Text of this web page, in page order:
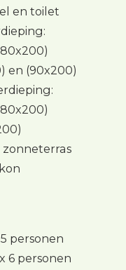
en toilet
en (90x200)
personen
6 personen